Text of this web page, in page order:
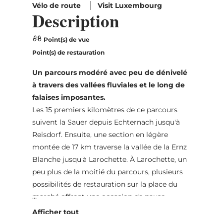
Vélo de route Visit Luxembourg
Description
Point(s) de vue
Point(s) de restauration
Un parcours modéré avec peu de dénivelé
à travers des vallées fluviales et le long de
falaises imposantes.
Les 15 premiers kilomètres de ce parcours
suivent la Sauer depuis Echternach jusqu'à
Reisdorf. Ensuite, une section en légère
montée de 17 km traverse la vallée de la Ernz
Blanche jusqu'à Larochette. À Larochette, un
peu plus de la moitié du parcours, plusieurs
possibilités de restauration sur la place du
marché offrent une occasion de pause.
Depuis Larochette, le parcours monte encore